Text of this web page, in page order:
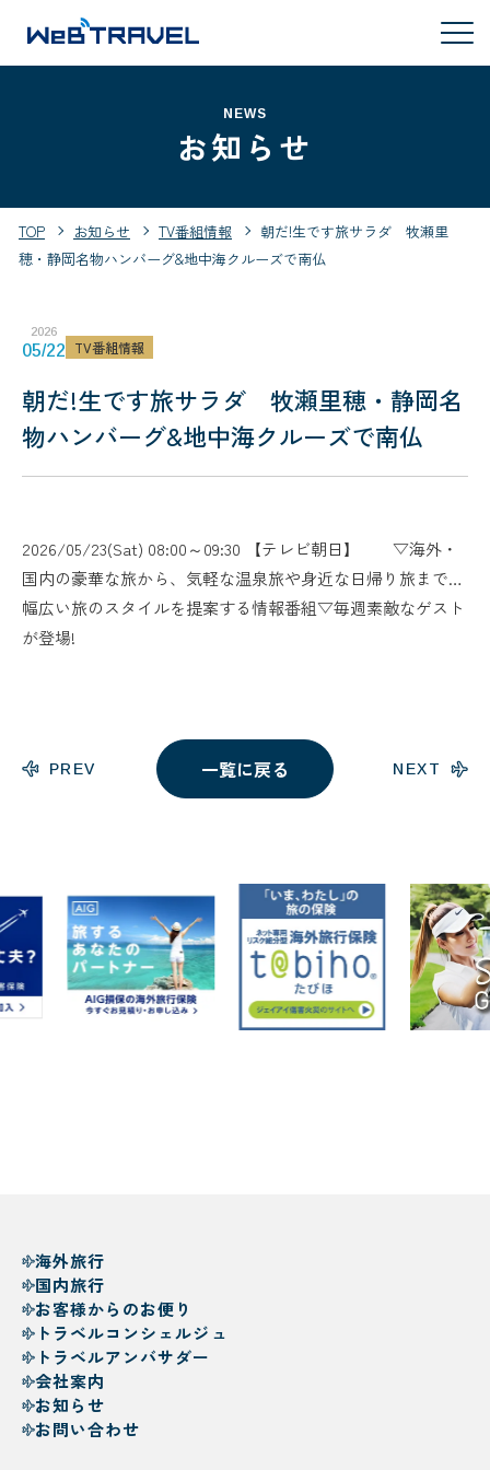
NEWS
お知らせ
TOP お知らせ TV番組情報
朝だ!生です旅サラダ 牧瀬里
穂・静岡名物ハンバーグ&地中海クルーズで南仏
2026
05/22 TV番組情報
朝だ!生です旅サラダ 牧瀬里穂・静岡名
物ハンバーグ&地中海クルーズで南仏
2026/05/23(Sat) 08:00～09:30 【テレビ朝日】 ▽海外・
国内の豪華な旅から、気軽な温泉旅や身近な日帰り旅まで…
幅広い旅のスタイルを提案する情報番組▽毎週素敵なゲスト
が登場!
PREV 一覧に戻る NEXT
海外旅行
国内旅行
お客様からのお便り
トラベルコンシェルジュ
トラベルアンバサダー
会社案内
お知らせ
お問い合わせ